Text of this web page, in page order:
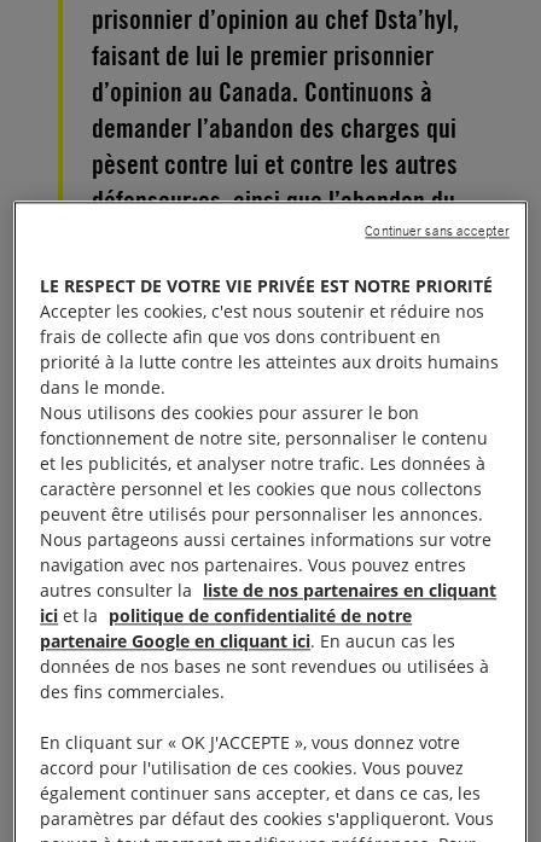
prisonnier d’opinion au chef Dsta’hyl,
faisant de lui le premier prisonnier
d’opinion au Canada. Continuons à
demander l’abandon des charges qui
pèsent contre lui et contre les autres
défenseur⸱es, ainsi que l’abandon du
La Nation Wet’suwet’en, représentée par ses
Chef·fes héréditaires, se trouve au cœur de la
Colombie-Britannique au Canada. Le Chef Dsta’hyl
est le chef d’un des clans des Wet’suwet’en : le clan
Likhts’amisyu.
Le projet de gazoduc Coastal GasLink (CGL) de 670
km porté par l’entreprise TC Energy menace le
territoire Wet’suwet’en de dégâts environnementaux
irréparables. Alors que les Chef·fes héréditaires ont
toujours eu autorité sur leur territoire,ils n’ont
jamais donné leur consentement préalable, libre et
éclairé à la construction de ce gazoduc
LE RESPECT DE VOTRE VIE PRIVÉE EST NOTRE PRIORITÉ
Accepter les cookies, c'est nous soutenir et réduire nos
frais de collecte afin que vos dons contribuent en
priorité à la lutte contre les atteintes aux droits humains
dans le monde.
Nous utilisons des cookies pour assurer le bon
fonctionnement de notre site, personnaliser le contenu
et les publicités, et analyser notre trafic. Les données à
caractère personnel et les cookies que nous collectons
peuvent être utilisés pour personnaliser les annonces.
Nous partageons aussi certaines informations sur votre
navigation avec nos partenaires. Vous pouvez entres
autres consulter la liste de nos partenaires en cliquant
ici et la politique de confidentialité de notre
partenaire Google en cliquant ici. En aucun cas les
données de nos bases ne sont revendues ou utilisées à
des fins commerciales.
En cliquant sur « OK J'ACCEPTE », vous donnez votre
accord pour l'utilisation de ces cookies. Vous pouvez
également continuer sans accepter, et dans ce cas, les
paramètres par défaut des cookies s'appliqueront. Vous
Continuer sans accepter